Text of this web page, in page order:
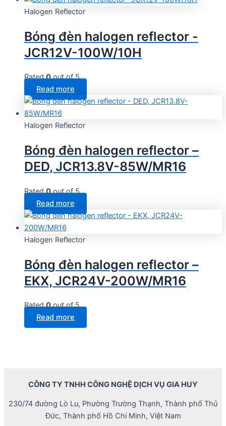
Halogen Reflector
Bóng đèn halogen reflector -
JCR12V-100W/10H
Rated0out of 5
Read more
Halogen Reflector
Bóng đèn halogen reflector –
DED, JCR13.8V-85W/MR16
Rated0out of 5
Read more
Halogen Reflector
Bóng đèn halogen reflector –
EKX, JCR24V-200W/MR16
Rated0out of 5
Read more
CÔNG TY TNHH CÔNG NGHỆ DỊCH VỤ GIA HUY
230/74 đường Lò Lu, Phường Trường Thạnh, Thành phố Thủ
Đức, Thành phố Hồ Chí Minh, Việt Nam